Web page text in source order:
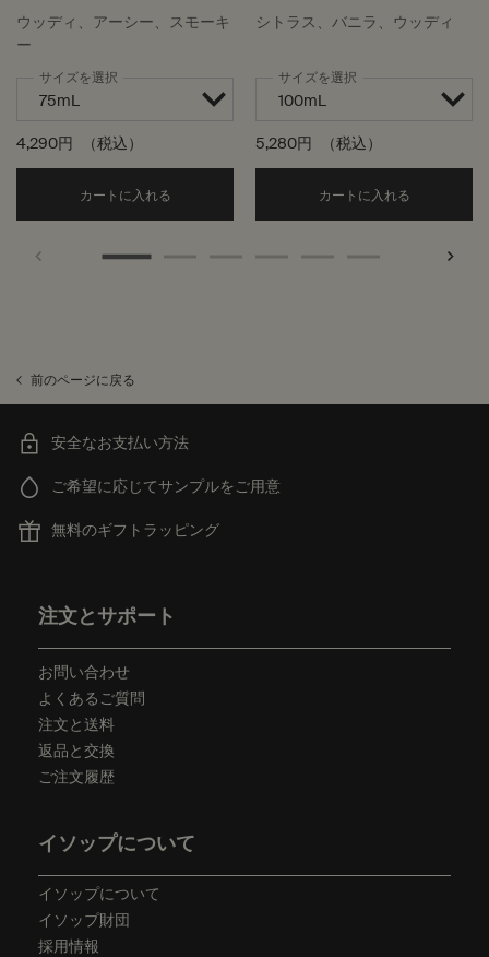
ウッディ、アーシー、スモーキ
ー
サイズを選択
4,290円 （税込）
カートに入れる Add the レバレンス ハンドバーム to cart
ィング ボディバーム
シトラス、バニラ、ウッディ
サイズを選択
5,280円 （税込）
カートに入れる
前のページに戻る
安全なお支払い方法
ご希望に応じてサンプルをご用意
無料のギフトラッピング
注文とサポート
お問い合わせ
よくあるご質問
注文と送料
返品と交換
ご注文履歴
イソップについて
イソップについて
イソップ財団
採用情報